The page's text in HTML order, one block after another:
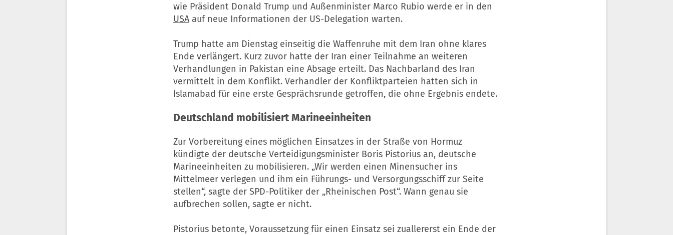
wie Präsident Donald Trump und Außenminister Marco Rubio werde er in den
USA auf neue Informationen der US-Delegation warten.
Trump hatte am Dienstag einseitig die Waffenruhe mit dem Iran ohne klares
Ende verlängert. Kurz zuvor hatte der Iran einer Teilnahme an weiteren
Verhandlungen in Pakistan eine Absage erteilt. Das Nachbarland des Iran
vermittelt in dem Konflikt. Verhandler der Konfliktparteien hatten sich in
Islamabad für eine erste Gesprächsrunde getroffen, die ohne Ergebnis endete.
Deutschland mobilisiert Marineeinheiten
Zur Vorbereitung eines möglichen Einsatzes in der Straße von Hormuz
kündigte der deutsche Verteidigungsminister Boris Pistorius an, deutsche
Marineeinheiten zu mobilisieren. „Wir werden einen Minensucher ins
Mittelmeer verlegen und ihm ein Führungs- und Versorgungsschiff zur Seite
stellen“, sagte der SPD-Politiker der „Rheinischen Post“. Wann genau sie
aufbrechen sollen, sagte er nicht.
Pistorius betonte, Voraussetzung für einen Einsatz sei zuallererst ein Ende der